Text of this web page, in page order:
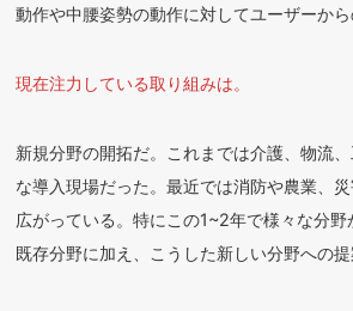
動作や中腰姿勢の動作に対してユーザーから
現在注力している取り組みは。
新規分野の開拓だ。これまでは介護、物流
な導入現場だった。最近では消防や農業、
広がっている。特にこの1~2年で様々な分野
既存分野に加え、こうした新しい分野への提